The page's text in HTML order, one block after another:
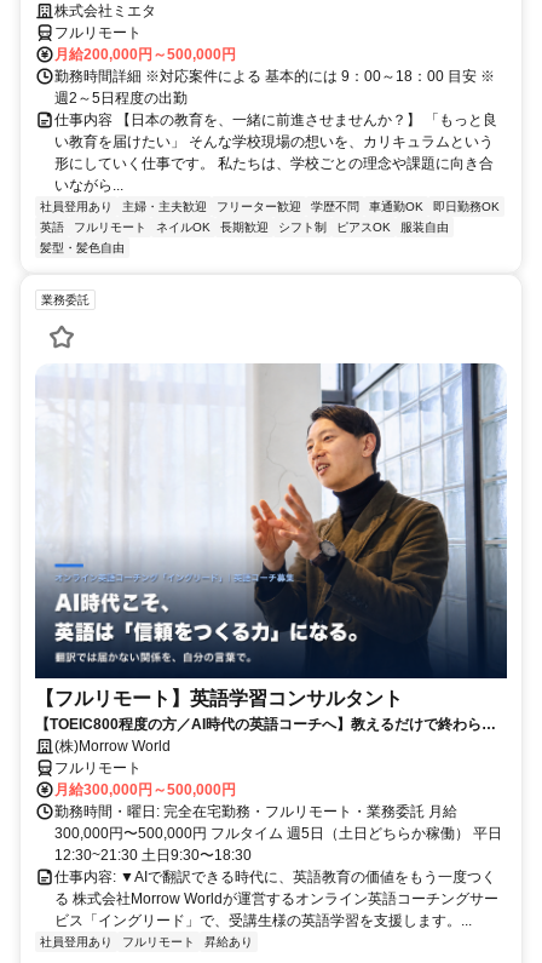
株式会社ミエタ
フルリモート
月給200,000円～500,000円
勤務時間詳細 ※対応案件による 基本的には 9：00～18：00 目安 ※
週2～5日程度の出勤
仕事内容 【日本の教育を、一緒に前進させませんか？】 「もっと良
い教育を届けたい」 そんな学校現場の想いを、カリキュラムという
形にしていく仕事です。 私たちは、学校ごとの理念や課題に向き合
いながら...
社員登用あり 主婦・主夫歓迎 フリーター歓迎 学歴不問 車通勤OK
即日勤務OK
英語
フルリモート ネイルOK 長期歓迎 シフト制 ピアスOK
服装自由
髪型・髪色自由
業務委託
【フルリモート】英語学習コンサルタント
【TOEIC800程度の方／AI時代の英語コーチへ】教えるだけで終わらな
い。受講生の学習習慣と“自分の言葉で伝える力”を育てるお仕事です
(株)Morrow World
フルリモート
月給300,000円～500,000円
勤務時間・曜日: 完全在宅勤務・フルリモート・業務委託 月給
300,000円〜500,000円 フルタイム 週5日（土日どちらか稼働） 平日
12:30~21:30 土日9:30〜18:30
仕事内容: ▼AIで翻訳できる時代に、英語教育の価値をもう一度つく
る 株式会社Morrow Worldが運営するオンライン英語コーチングサー
ビス「イングリード」で、受講生様の英語学習を支援します。...
社員登用あり フルリモート 昇給あり